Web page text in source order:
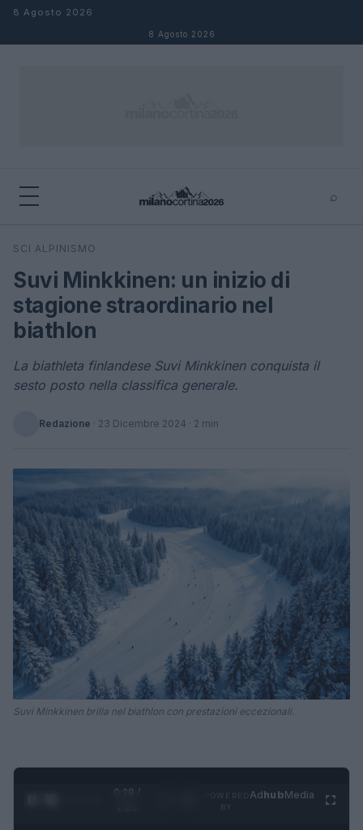
Salta al contenuto
8 Agosto 2026
8 Agosto 2026
⌕
Cerca
SCI ALPINISMO
Suvi Minkkinen: un inizio di
stagione straordinario nel
biathlon
La biathleta finlandese Suvi Minkkinen conquista il
sesto posto nella classifica generale.
Redazione · 23 Dicembre 2024 · 2 min
Suvi Minkkinen brilla nel biathlon con prestazioni eccezionali.
0:28 /
AdhubMedia